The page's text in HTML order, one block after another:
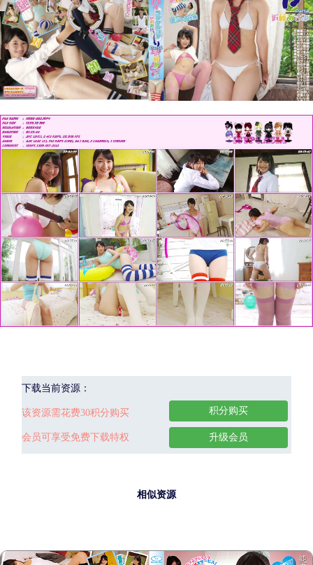
下载当前资源：
该资源需花费30积分购买
会员可享受免费下载特权
积分购买
升级会员
相似资源